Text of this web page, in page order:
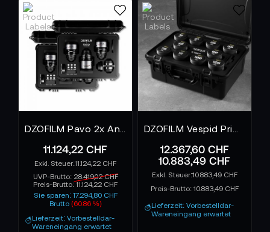
11.124,22 CHF
11.124,22 CHF
UVP-Brutto: 28.419,02 CHF
Preis-Brutto:11.124,22 CHF
Sie sparen: 17.294,80 CHF
Brutto (60.86 %)
Lieferzeit: Vorbestelldar-
Wareneingang erwartet
12.367,60 CHF
10.883,49 CHF
10.883,49 CHF
Preis-Brutto: 10.883,49 CHF
Lieferzeit: Vorbestelldar-
Wareneingang erwartet